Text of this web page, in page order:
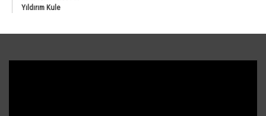
Yıldırım Kule